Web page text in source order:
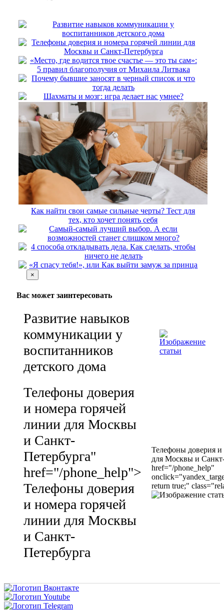
Развитие навыков коммуникации у
воспитанников детского дома
Телефоны доверия и номера горячей линии для
Москвы и Санкт-Петербурга
«Место, где водится твое счастье — это ты сам»:
5 правил благополучия от Михаила Литвака
Почему бывшие заносят в черный список и что
тогда делать
Шахматы и мозг: игра делает нас умнее?
Как найти свои самые сильные черты? Тест для
тех, кто хочет понять себя
Самый-самый лучший выбор. А если
возможностей станет слишком много?
4 способа откладывать дела. Как сделать, чтобы
ничего не делать
«Я спасу тебя!», или Как выйти замуж за принца
×
Вас может заинтересовать
Развитие навыков
коммуникации у
воспитанников
детского дома
Телефоны доверия
и номера горячей
линии для Москвы
и Санкт-
Петербурга"
href="/phone_help">
Телефоны доверия
и номера горячей
линии для Москвы
и Санкт-
Петербурга
Телефоны доверия
для Москвы и
href="/phone_help"
return true;"